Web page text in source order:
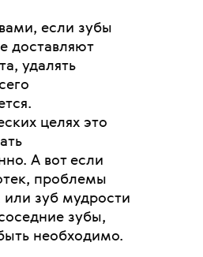
если зубы
доставляют
удалять
целях это
А вот если
проблемы
зуб мудрости
зубы,
необходимо.